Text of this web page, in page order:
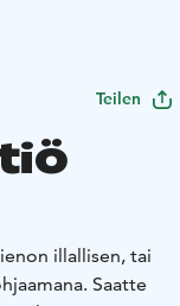
Teilen
illallisen, tai
Saatte